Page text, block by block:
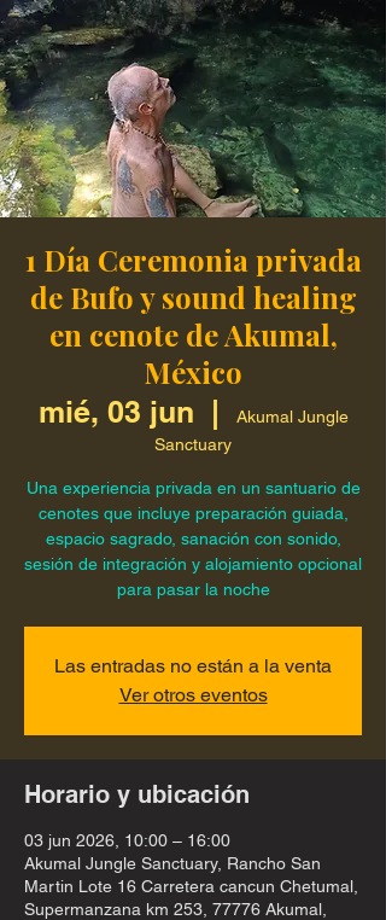
1 Día Ceremonia privada
de Bufo y sound healing
en cenote de Akumal,
México
mié, 03 jun
  |
Akumal Jungle
Sanctuary
Una experiencia privada en un santuario de
cenotes que incluye preparación guiada,
espacio sagrado, sanación con sonido,
sesión de integración y alojamiento opcional
para pasar la noche
Las entradas no están a la venta
Ver otros eventos
Horario y ubicación
03 jun 2026, 10:00 – 16:00
Akumal Jungle Sanctuary, Rancho San
Martin Lote 16 Carretera cancun Chetumal,
Supermanzana km 253, 77776 Akumal,